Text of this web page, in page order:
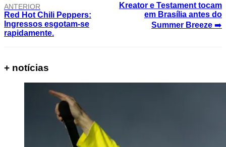
ANTERIOR
Red Hot Chili Peppers:
Ingressos esgotam-se
rapidamente.
Kreator e Testament tocam
em Brasília antes do
Summer Breeze ➡️
+ notícias